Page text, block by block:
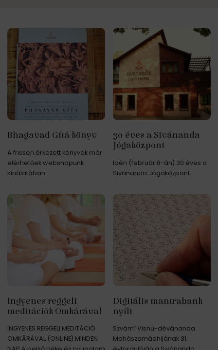
Bhagavad Gítá könyv
A frissen érkezett könyvek már
elérhetőek webshopunk
kínálatában.
30 éves a Sivánanda
Jógaközpont
Idén (február 8-án) 30 éves a
Sivánanda Jógaközpont.
Ingyenes reggeli
meditációk Omkárával
INGYENES REGGELI MEDITÁCIÓ
OMKĀRÁVAL (ONLINE) MINDEN
Digitális mantrabank
nyílt
Szvámí Visnu-dévánanda
Mahászamádhijának 31.